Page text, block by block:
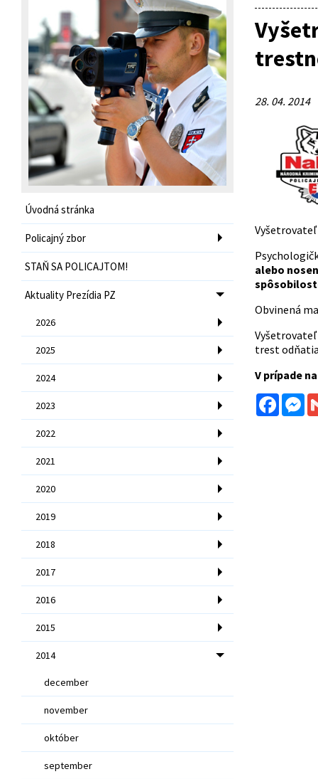
Úvodná stránka
Policajný zbor
STAŇ SA POLICAJTOM!
Aktuality Prezídia PZ
2026
2025
2024
2023
2022
2021
2020
2019
2018
2017
2016
2015
2014
december
november
október
september
28. 04. 2014
alebo
Obvinená
Vyšetrovateľ
trest odňatia
V prípade